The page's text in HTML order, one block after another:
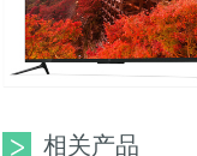
相关产品